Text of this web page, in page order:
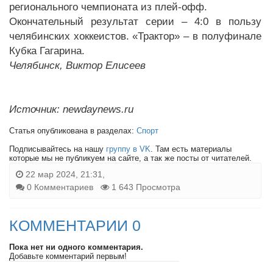
регионального чемпионата из плей-офф.
Окончательный результат серии – 4:0 в пользу
челябинских хоккеистов. «Трактор» – в полуфинале
Кубка Гагарина.
Челябинск, Виктор Елисеев
Источник: newdaynews.ru
Статья опубликована в разделах: Спорт
Подписывайтесь на нашу группу в VK . Там есть материалы
которые мы не публикуем на сайте, а так же посты от читателей.
22 мар 2024, 21:31,
0 Комментариев
1 643 Просмотра
КОММЕНТАРИИ 0
Пока нет ни одного комментария.
Добавьте комментарий первым!